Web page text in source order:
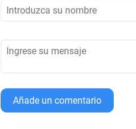
Añade un comentario